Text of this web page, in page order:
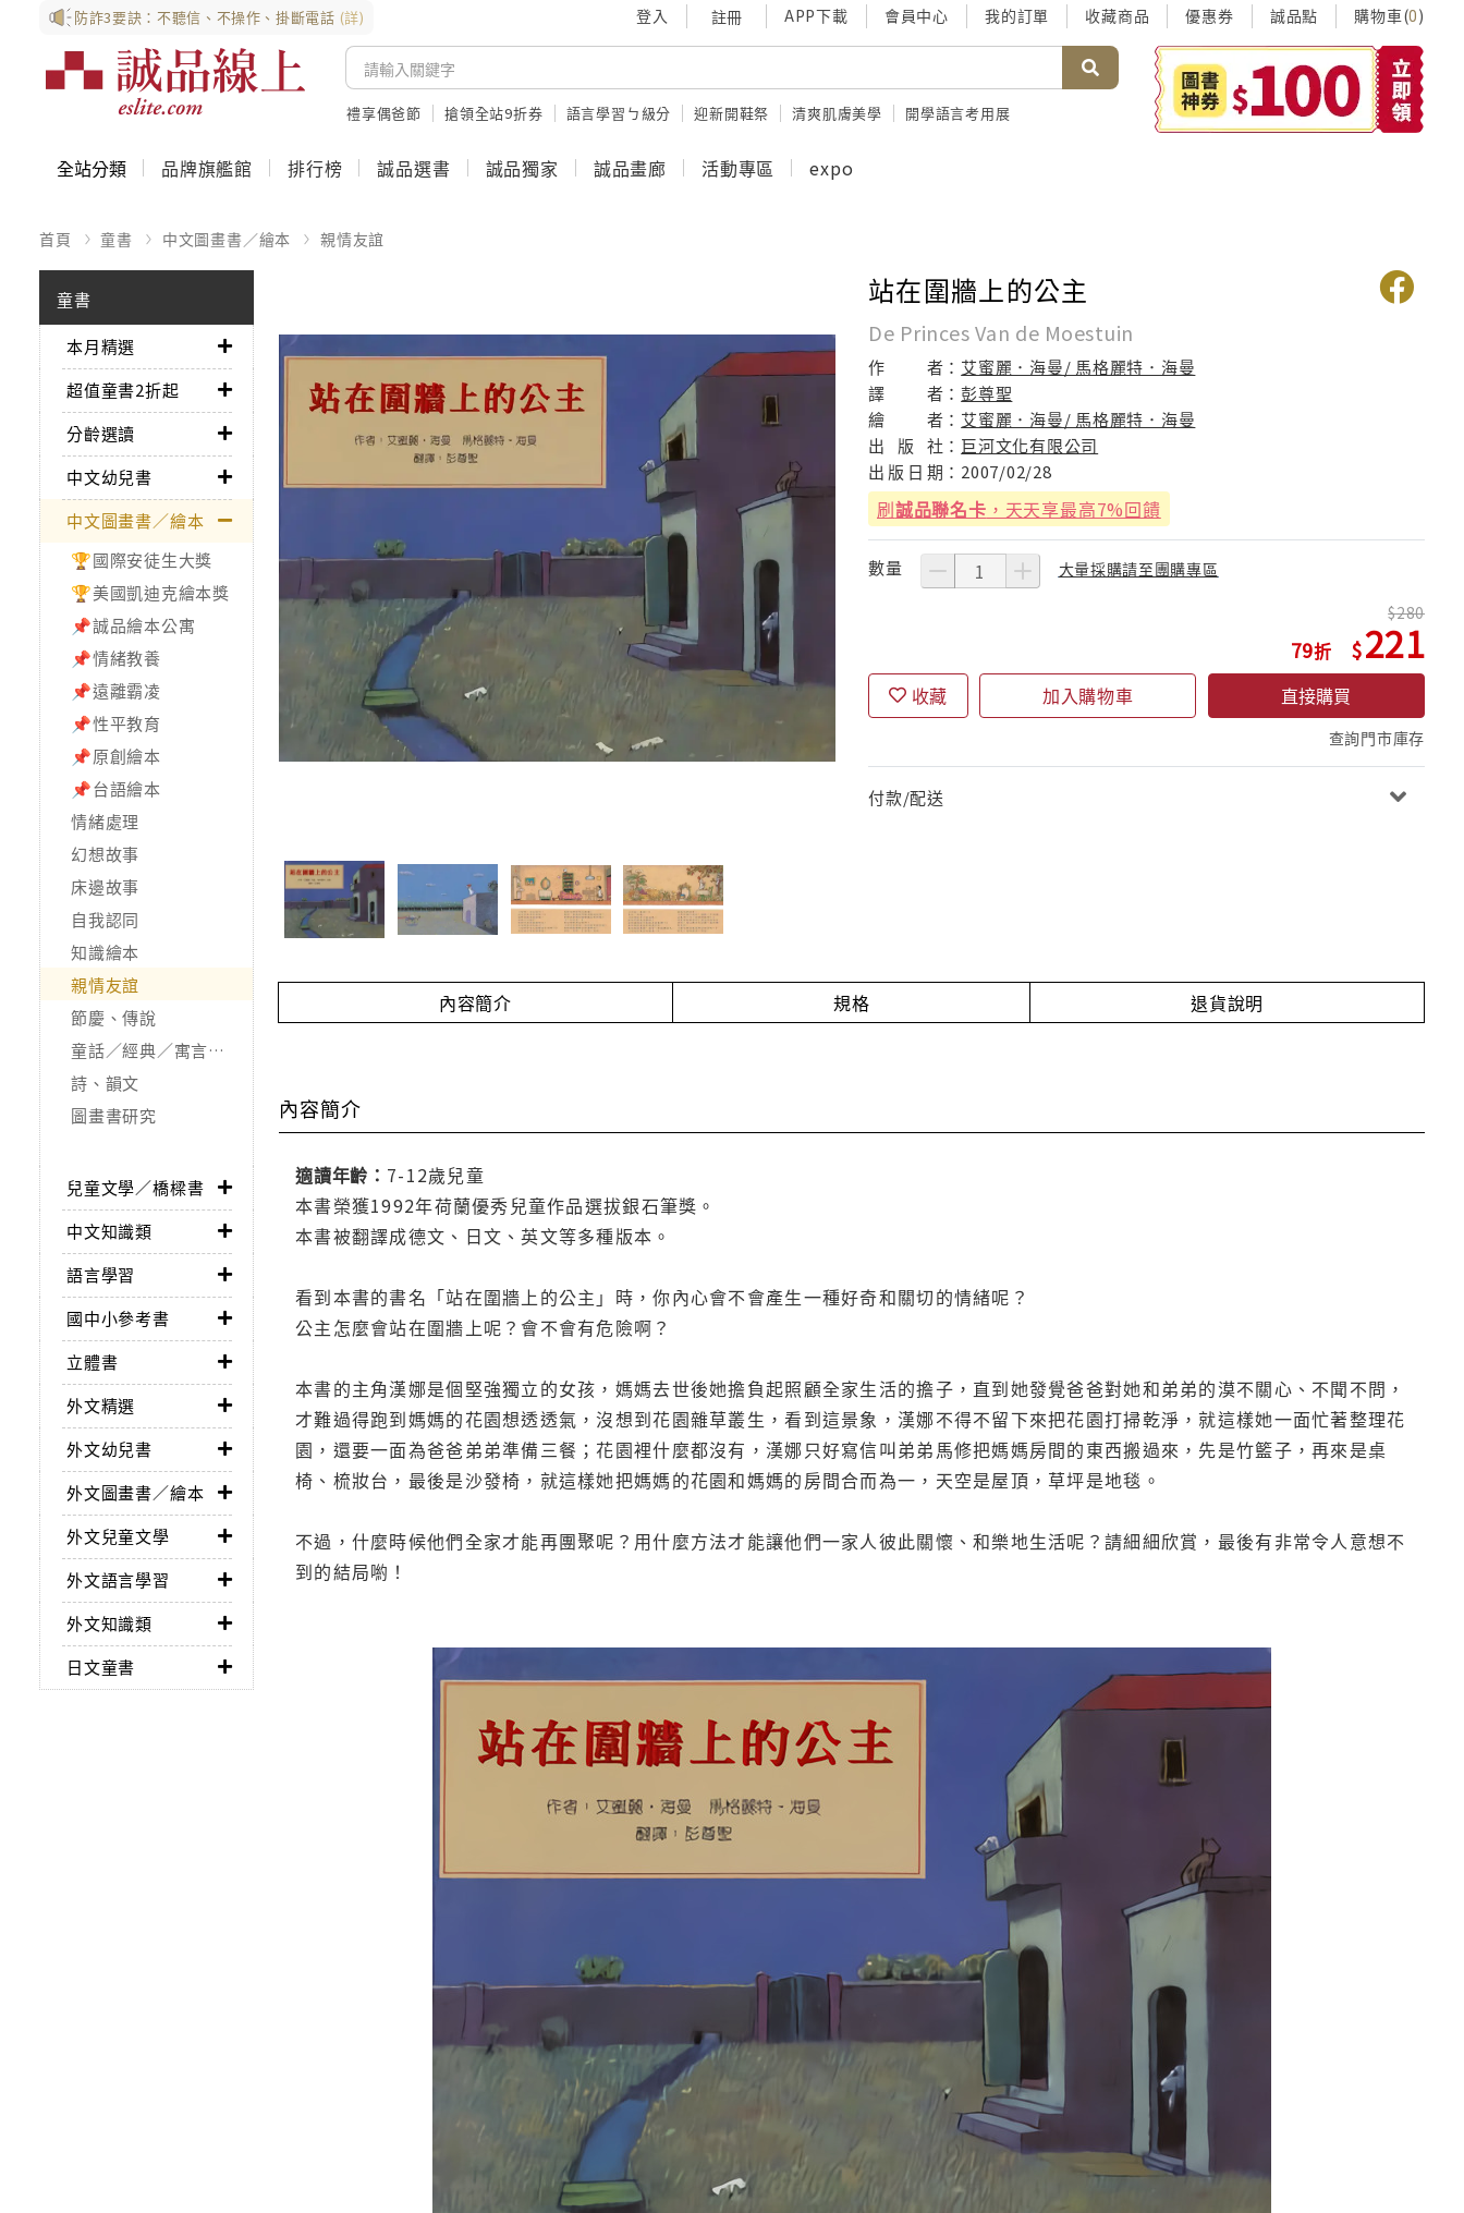
防詐3要訣：不聽信、不操作、掛斷電話 (詳) 登入 註冊 APP下載 會員中心 我的訂單 收藏商品 優惠券 誠品點 購物車(0)
禮享偶爸節 搶領全站9折券 語言學習ㄅ級分 迎新開鞋祭 清爽肌膚美學 開學語言考用展
全站分類 品牌旗艦館 排行榜 誠品選書 誠品獨家 誠品畫廊 活動專區 expo
首頁 童書 中文圖畫書／繪本 親情友誼
童書
本月精選
超值童書2折起
分齡選讀
中文幼兒書
中文圖畫書／繪本
🏆國際安徒生大獎
🏆美國凱迪克繪本獎
📌誠品繪本公寓
📌情緒教養
📌遠離霸凌
📌性平教育
📌原創繪本
📌台語繪本
情緒處理
幻想故事
床邊故事
自我認同
知識繪本
親情友誼
節慶、傳說
童話／經典／寓言故事
詩、韻文
圖畫書研究
兒童文學／橋樑書
中文知識類
語言學習
國中小參考書
立體書
外文精選
外文幼兒書
外文圖畫書／繪本
外文兒童文學
外文語言學習
外文知識類
日文童書
站在圍牆上的公主
De Princes Van de Moestuin
作 者： 艾蜜麗．海曼/ 馬格麗特．海曼
譯
者：彭尊聖
繪
者： 艾蜜麗．海曼/ 馬格麗特．海曼
出
版 社： 巨河文化有限公司
出 版 日 期： 2007/02/28
刷誠品聯名卡 ，天天享最高7%回饋
數量 大量採購請至團購專區
79
280
221
收藏 加入購物車 直接購買
查詢門市庫存
付款/配送
內容簡介 規格 退貨說明
內容簡介
適讀年齡： 7-12歲兒童
本書榮獲1992年荷蘭優秀兒童作品選拔銀石筆獎。
本書被翻譯成德文、日文、英文等多種版本。
看到本書的書名「站在圍牆上的公主」時，你內心會不會產生一種好奇和關切的情緒呢？
公主怎麼會站在圍牆上呢？會不會有危險啊？
本書的主角漢娜是個堅強獨立的女孩，媽媽去世後她擔負起照顧全家生活的擔子，直到她發覺爸爸對她和弟弟的漠不關心、不聞不問，
才難過得跑到媽媽的花園想透透氣，沒想到花園雜草叢生，看到這景象，漢娜不得不留下來把花園打掃乾淨，就這樣她一面忙著整理花
園，還要一面為爸爸弟弟準備三餐；花園裡什麼都沒有，漢娜只好寫信叫弟弟馬修把媽媽房間的東西搬過來，先是竹籃子，再來是桌
椅、梳妝台，最後是沙發椅，就這樣她把媽媽的花園和媽媽的房間合而為一，天空是屋頂，草坪是地毯。
不過，什麼時候他們全家才能再團聚呢？用什麼方法才能讓他們一家人彼此關懷、和樂地生活呢？請細細欣賞，最後有非常令人意想不
到的結局喲！